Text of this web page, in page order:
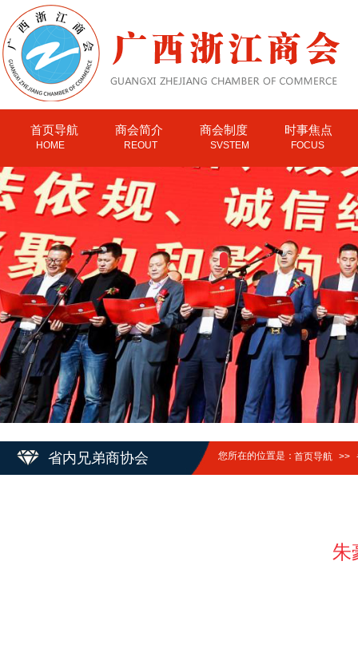
首页导航 商会简介 商会制度 时事焦点
HOME REOUT SVSTEM FOCUS
省内兄弟商协会 您所在的位置是：首页导航 >>
朱